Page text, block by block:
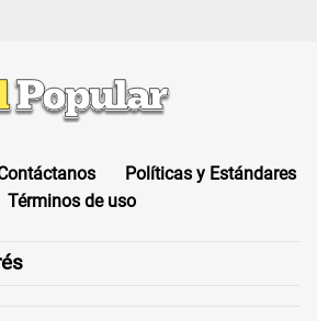
Políticas y Estándares
Términos de uso